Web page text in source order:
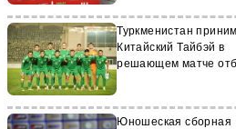
Туркменистан
Китайский Тайбэй в
решающем матче
Юношеская сборная